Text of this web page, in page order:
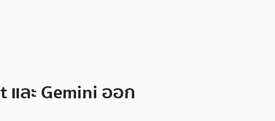
และ Gemini ออก